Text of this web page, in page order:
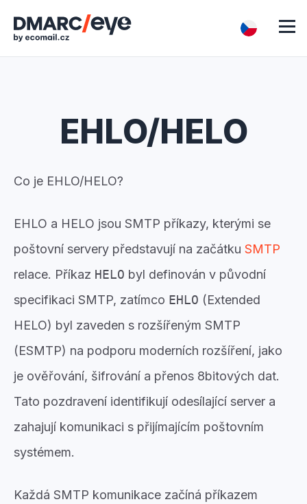
EHLO/HELO
Co je EHLO/HELO?
EHLO a HELO jsou SMTP příkazy, kterými se
poštovní servery představují na začátku SMTP
relace. Příkaz HELO byl definován v původní
specifikaci SMTP, zatímco EHLO (Extended
HELO) byl zaveden s rozšířeným SMTP
(ESMTP) na podporu moderních rozšíření, jako
je ověřování, šifrování a přenos 8bitových dat.
Tato pozdravení identifikují odesílající server a
zahajují komunikaci s přijímajícím poštovním
systémem.
Každá SMTP komunikace začíná příkazem